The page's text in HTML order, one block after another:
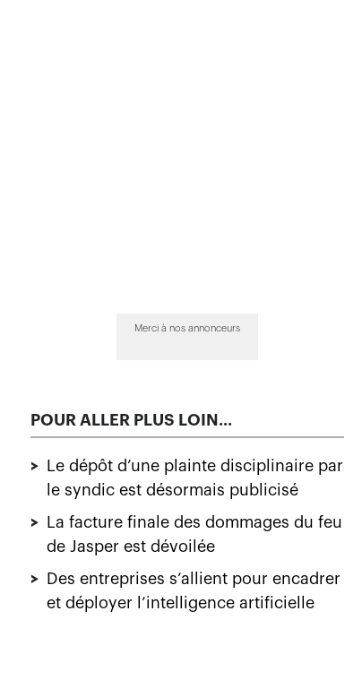
Merci à nos annonceurs
POUR ALLER PLUS LOIN...
>
Le dépôt d’une plainte disciplinaire par
le syndic est désormais publicisé
>
La facture finale des dommages du feu
de Jasper est dévoilée
>
Des entreprises s’allient pour encadrer
et déployer l’intelligence artificielle